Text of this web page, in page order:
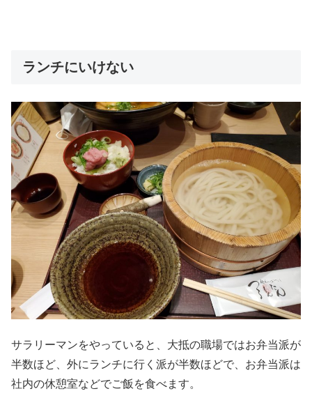
ランチにいけない
サラリーマンをやっていると、大抵の職場ではお弁当派が
半数ほど、外にランチに行く派が半数ほどで、お弁当派は
社内の休憩室などでご飯を食べます。